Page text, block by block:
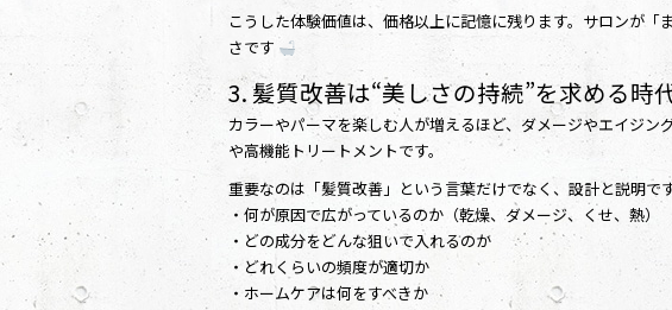
こうした体験価値は、価格以上に記憶に残ります。サロンが
さです
3. 髪質改善は“美しさの持続”を求める時
カラーやパーマを楽しむ人が増えるほど、ダメージやエイジ
や高機能トリートメントです。
重要なのは「髪質改善」という言葉だけでなく、設計と説明です
・何が原因で広がっているのか（乾燥、ダメージ、くせ、熱）
・どの成分をどんな狙いで入れるのか
・どれくらいの頻度が適切か
・ホームケアは何をすべきか